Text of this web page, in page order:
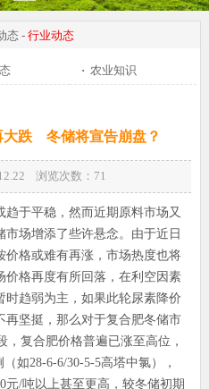
态- 行业动态
· 农业知识
大跌 冬储将宣告崩盘？
浏览次数： 71
于平稳，然而近期原料市场又
场增添了些许悬念。由于近日
价格或难有再涨，市场热度也将
价格再度有所回落，在利空因素
趋弱为主，如果此轮尿素降价
再坚挺，那么对于复合肥冬储市
，复合肥价格普遍已涨至高位，
如28-6-6/30-5-5高塔中氯），
元/吨以上甚至更高，较冬储初期